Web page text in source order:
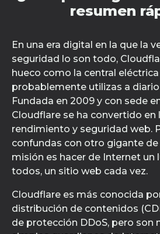
resumen
En una era digital en la que la
seguridad lo son todo,
hueco como la central
probablemente utilizas a
Fundada en 2009 y con sede
Cloudflare se ha convertido en
rendimiento y seguridad web.
confundas con otro gigante de
misión es hacer de Internet un
todos, un sitio web cada vez.
Cloudflare es más conocida
distribución de contenidos
de protección DDoS, pero son